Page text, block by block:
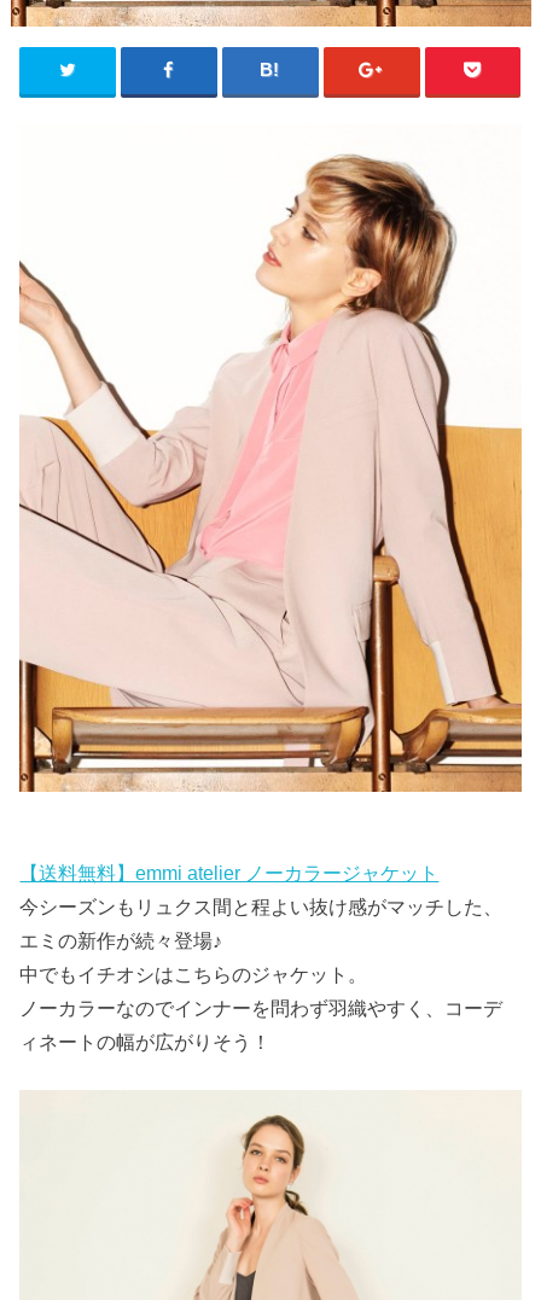
【送料無料】emmi atelier ノーカラージャケット
今シーズンもリュクス間と程よい抜け感がマッチした、
エミの新作が続々登場♪
中でもイチオシはこちらのジャケット。
ノーカラーなのでインナーを問わず羽織やすく、コーデ
ィネートの幅が広がりそう！